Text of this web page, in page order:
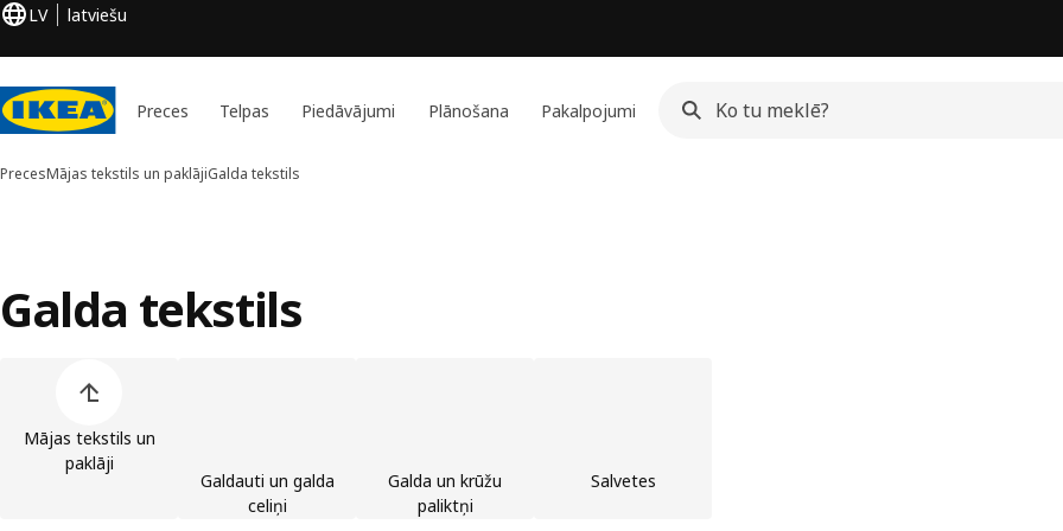
LV latviešu
Preces Telpas Piedāvājumi Plānošana Pakalpojumi
PrecesMājas tekstils un paklājiGalda tekstils
Galda tekstils
Mājas tekstils un
paklāji
Galdauti un galda
celiņi
Galda un krūžu
paliktņi
Salvetes